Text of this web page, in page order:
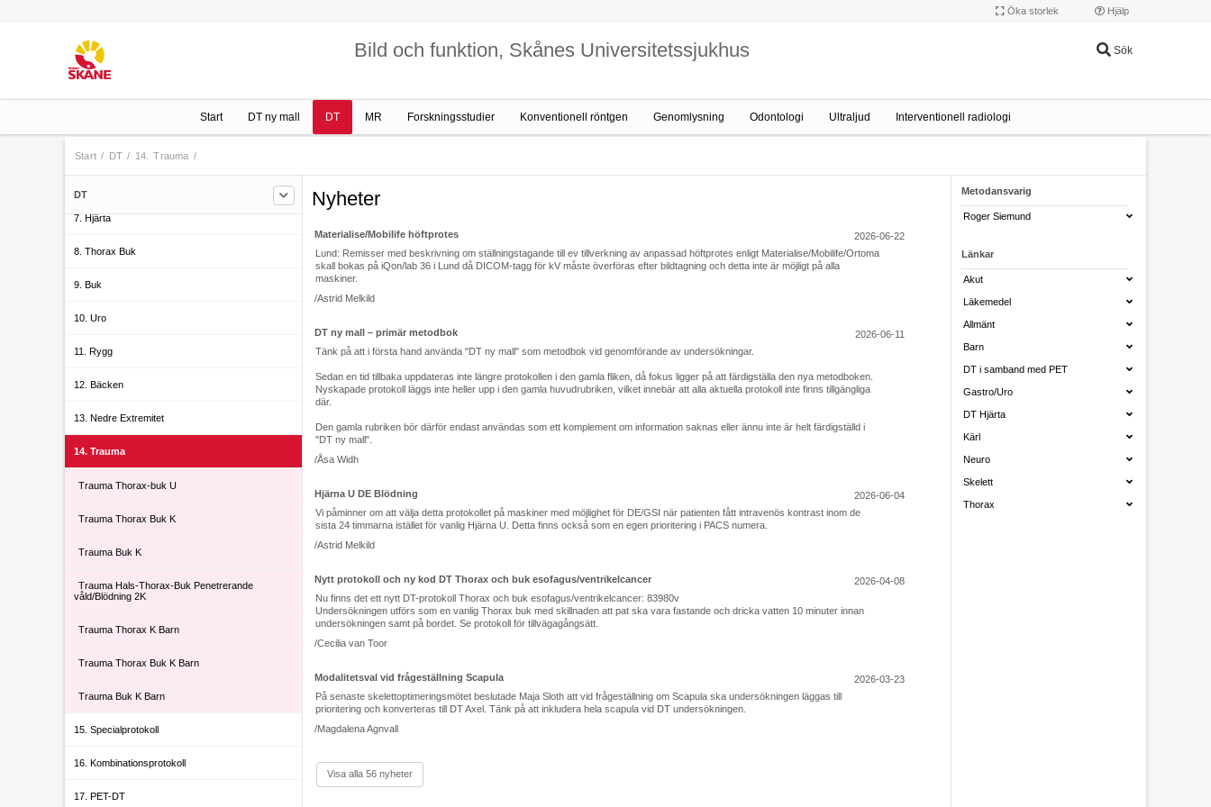
Öka storlek Hjälp
Bild och funktion, Skånes Universitetssjukhus Sök
Start DT ny mall DT MR Forskningsstudier Konventionell röntgen Genomlysning Odontologi Ultraljud Interventionell radiologi
Start / DT / 14. Trauma /
DT
2. Odontologi
5. Aorta
7. Hjärta
8. Thorax Buk
9. Buk
10. Uro
11. Rygg
12. Bäcken
13. Nedre Extremitet
14. Trauma
Trauma Thorax-buk U
Trauma Thorax Buk K
Trauma Buk K
Trauma Hals-Thorax-Buk Penetrerande
våld/Blödning 2K
Trauma Thorax K Barn
Trauma Thorax Buk K Barn
Trauma Buk K Barn
15. Specialprotokoll
16. Kombinationsprotokoll
17. PET-DT
Nyheter
Materialise/Mobilife höftprotes
Lund: Remisser med beskrivning om ställningstagande till ev tillverkning av anpassad höftprotes enligt Materialise/Mobilife/Ortoma
skall bokas på iQon/lab 36 i Lund då DICOM-tagg för kV måste överföras efter bildtagning och detta inte är möjligt på alla
maskiner.
/Astrid Melkild
2026-06-22
DT ny mall – primär metodbok
Tänk på att i första hand använda "DT ny mall" som metodbok vid genomförande av undersökningar.
Sedan en tid tillbaka uppdateras inte längre protokollen i den gamla fliken, då fokus ligger på att färdigställa den nya metodboken.
Nyskapade protokoll läggs inte heller upp i den gamla huvudrubriken, vilket innebär att alla aktuella protokoll inte finns tillgängliga
där.
Den gamla rubriken bör därför endast användas som ett komplement om information saknas eller ännu inte är helt färdigställd i
"DT ny mall".
/Åsa Widh
2026-06-11
Hjärna U DE Blödning
Vi påminner om att välja detta protokollet på maskiner med möjlighet för DE/GSI när patienten fått intravenös kontrast inom de
sista 24 timmarna istället för vanlig Hjärna U. Detta finns också som en egen prioritering i PACS numera.
/Astrid Melkild
2026-06-04
Nytt protokoll och ny kod DT Thorax och buk esofagus/ventrikelcancer
Nu finns det ett nytt DT-protokoll Thorax och buk esofagus/ventrikelcancer: 83980v
Undersökningen utförs som en vanlig Thorax buk med skillnaden att pat ska vara fastande och dricka vatten 10 minuter innan
undersökningen samt på bordet. Se protokoll för tillvägagångsätt.
/Cecilia van Toor
2026-04-08
Modalitetsval vid frågeställning Scapula
På senaste skelettoptimeringsmötet beslutade Maja Sloth att vid frågeställning om Scapula ska undersökningen läggas till
prioritering och konverteras till DT Axel. Tänk på att inkludera hela scapula vid DT undersökningen.
/Magdalena Agnvall
2026-03-23
Visa alla 56 nyheter
Metodansvarig
Roger Siemund
Länkar
Akut
Läkemedel
Allmänt
Barn
DT i samband med PET
Gastro/Uro
DT Hjärta
Kärl
Neuro
Skelett
Thorax